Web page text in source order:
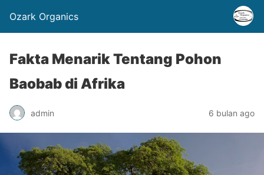
Ozark Organics
Fakta Menarik Tentang Pohon
Baobab di Afrika
admin 6 bulan ago